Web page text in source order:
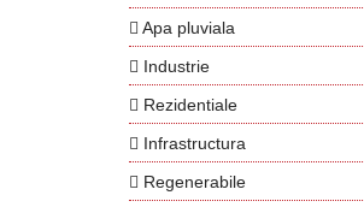
Apa pluviala
Industrie
Rezidentiale
Infrastructura
Regenerabile